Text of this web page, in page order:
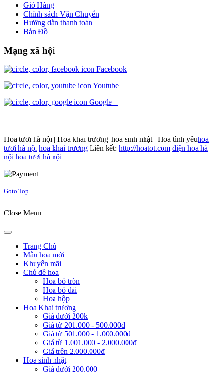
Giỏ Hàng
Chính sách Vận Chuyển
Hướng dẫn thanh toán
Bản Đồ
Mạng xã hội
Facebook
Youtube
Google +
Hoa tươi hà nội | Hoa khai trương| hoa sinh nhật | Hoa tình yêuhoa
tươi hà nội hoa khai trương Liên kết: http://hoatot.com điện hoa hà
nội hoa tươi hà nội
Goto Top
Close Menu
Trang Chủ
Mẫu hoa mới
Khuyến mãi
Chủ đề hoa
Hoa bó tròn
Hoa bó dài
Hoa hộp
Hoa Khai trương
Giá dưới 200k
Giá từ 201.000 - 500.000đ
Giá từ 501.000 - 1.000.000đ
Giá từ 1.001.000 - 2.000.000đ
Giá trên 2.000.000đ
Hoa sinh nhật
Giá dưới 200.000